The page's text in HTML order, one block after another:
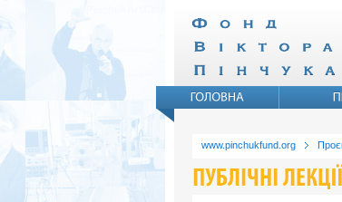
www.pinchukfund.org